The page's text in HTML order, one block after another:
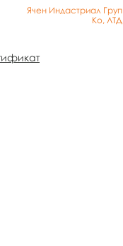
Ячен Индастриал Груп
Ко, ЛТД